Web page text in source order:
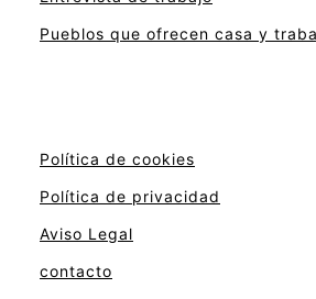
Pueblos que ofrecen casa y
Política de cookies
Política de privacidad
Aviso Legal
contacto